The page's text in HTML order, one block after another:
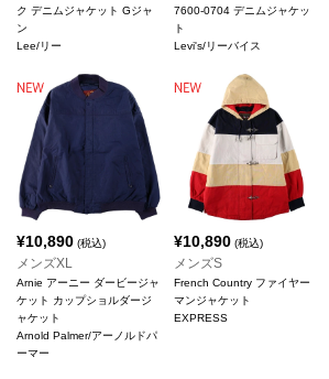
ク デニムジャケット Gジャ
ン
Lee/リー
7600-0704 デニムジャケッ
ト
Levi's/リーバイス
¥10,890 (税込)
メンズXL
Arnie アーニー ダービージャ
ケット カップショルダージ
ャケット
Arnold Palmer/アーノルドパ
ーマー
¥10,890(税込)
メンズS
French Country ファイヤー
マンジャケット
EXPRESS